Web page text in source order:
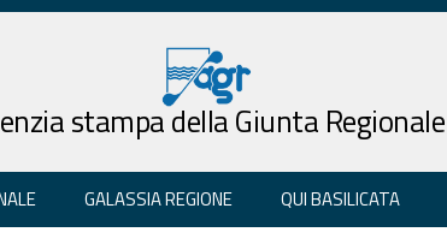
stampa della Giunta Regionale
GALASSIA REGIONE QUI BASILICATA